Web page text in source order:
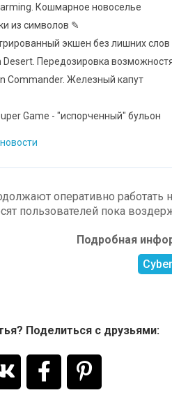
Кошмарное новоселье
из символов ✎
экшен без лишних слов
Desert. Передозировка
Commander. Железный капут
Game - "испорченный" бульон
оперативно
пользователей пока
Подробная
Поделиться с друзьями: